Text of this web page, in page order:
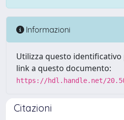
Informazioni
Utilizza questo
link a questo documento:
https://hdl.handle.net/
Citazioni